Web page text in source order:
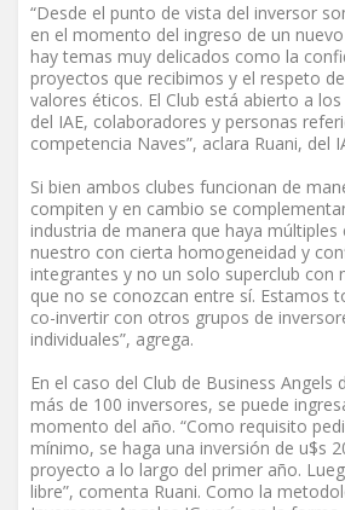
“Desde el punto de vista del inversor
en el momento del ingreso de un
hay temas muy delicados como la
proyectos que recibimos y el respeto
valores éticos. El Club está abierto a
del IAE, colaboradores y personas
competencia Naves”, aclara Ruani, del
Si bien ambos clubes funcionan de
compiten y en cambio se
industria de manera que haya múltiples
nuestro con cierta homogeneidad y
integrantes y no un solo superclub con
que no se conozcan entre sí. Estamos
co-invertir con otros grupos de
individuales”, agrega.
En el caso del Club de Business Angels
más de 100 inversores, se puede
momento del año. “Como requisito
mínimo, se haga una inversión de u$s
proyecto a lo largo del primer año.
libre”, comenta Ruani. Como la